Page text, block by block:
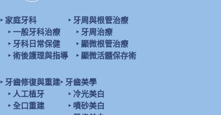
‣ 家庭牙科
‣ 一般牙科治療
‣ 牙科日常保健
‣ 術後護理與指導
‣ 牙周與根管治療
‣ 牙周治療
‣ 顯微根管治療
‣ 顯微活髓保存術
‣ 牙齒修復與重建
‣ 人工植牙
‣ 全口重建
‣ 牙齒美學
‣ 冷光美白
‣ 噴砂美白